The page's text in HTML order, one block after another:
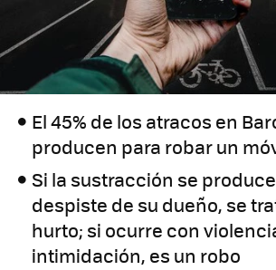
El 45% de los atracos en
producen para robar un
Si la sustracción se
despiste de su dueño, se
hurto; si ocurre con
intimidación, es un robo